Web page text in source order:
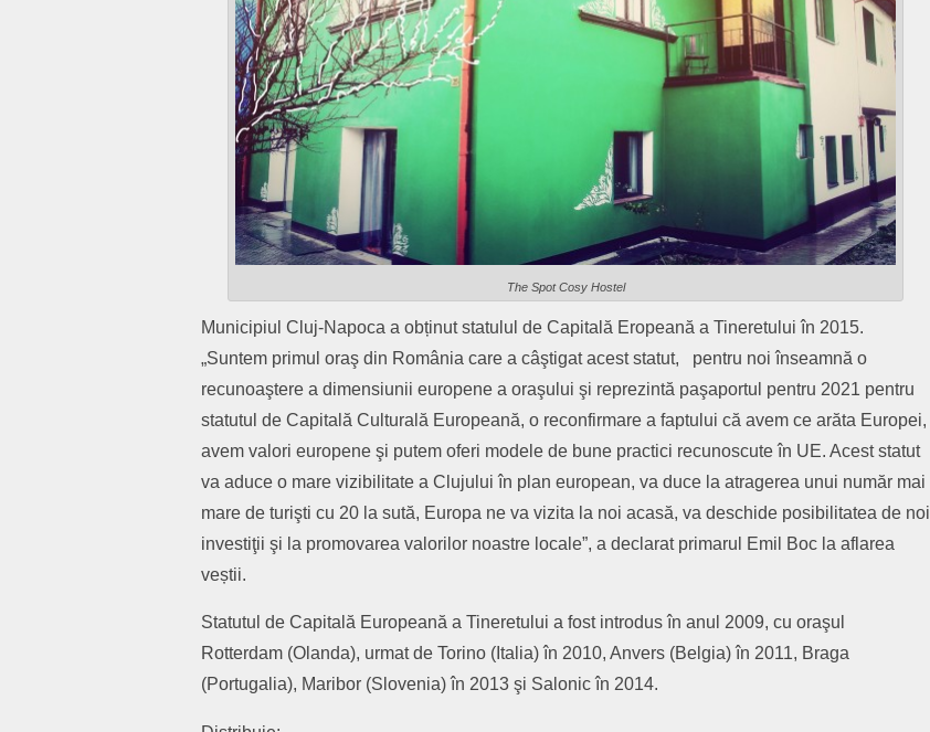
The Spot Cosy Hostel
Municipiul Cluj-Napoca a obținut statulul de Capitală Eropeană a Tineretului în 2015.
„Suntem primul oraş din România care a câştigat acest statut, pentru noi înseamnă o
recunoaştere a dimensiunii europene a oraşului şi reprezintă paşaportul pentru 2021 pentru
statutul de Capitală Culturală Europeană, o reconfirmare a faptului că avem ce arăta Europei,
avem valori europene şi putem oferi modele de bune practici recunoscute în UE. Acest statut
va aduce o mare vizibilitate a Clujului în plan european, va duce la atragerea unui număr mai
mare de turişti cu 20 la sută, Europa ne va vizita la noi acasă, va deschide posibilitatea de noi
investiţii şi la promovarea valorilor noastre locale”, a declarat primarul Emil Boc la aflarea
veștii.
Statutul de Capitală Europeană a Tineretului a fost introdus în anul 2009, cu oraşul
Rotterdam (Olanda), urmat de Torino (Italia) în 2010, Anvers (Belgia) în 2011, Braga
(Portugalia), Maribor (Slovenia) în 2013 şi Salonic în 2014.